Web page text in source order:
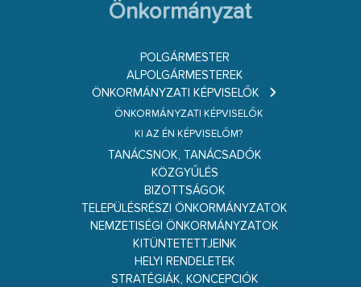
Önkormányzat
POLGÁRMESTER
ALPOLGÁRMESTEREK
ÖNKORMÁNYZATI KÉPVISELŐK
ÖNKORMÁNYZATI KÉPVISELŐK
KI AZ ÉN KÉPVISELŐM?
TANÁCSNOK, TANÁCSADÓK
KÖZGYŰLÉS
BIZOTTSÁGOK
TELEPÜLÉSRÉSZI ÖNKORMÁNYZATOK
NEMZETISÉGI ÖNKORMÁNYZATOK
KITÜNTETETTJEINK
HELYI RENDELETEK
STRATÉGIÁK, KONCEPCIÓK